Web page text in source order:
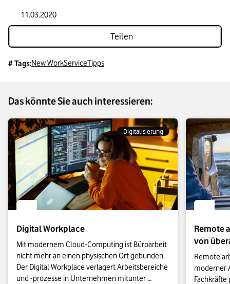
11.03.2020
Teilen
# Tags:New WorkServiceTipps
Das könnte Sie auch interessieren:
Digitalisierung
Digital Workplace
Mit modernem Cloud-Computing ist Büroarbeit
nicht mehr an einen physischen Ort gebunden.
Der Digital Workplace verlagert Arbeitsbereiche
und -prozesse in Unternehmen mitunter
Remote
von
Remote
moderner